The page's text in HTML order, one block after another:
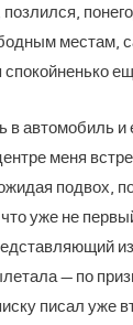
позлился,
местам,
в автомобиль
меня
подвох,
уже не
— по
писал уже